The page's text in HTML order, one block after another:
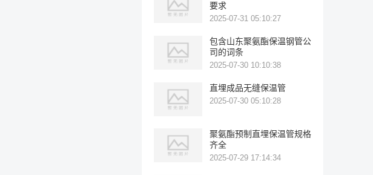
要求
2025-07-31 05:10:27
包含山东聚氨酯保温钢管公
司的词条
2025-07-30 10:10:38
直埋成品无缝保温管
2025-07-30 05:10:28
聚氨酯预制直埋保温管规格
齐全
2025-07-29 17:14:34